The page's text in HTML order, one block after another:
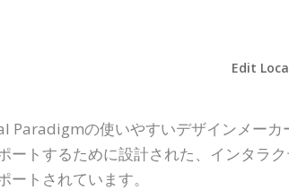
Edit
Paradigmの使いやすいデザインメー
ートするために設計された、インタラ
ートされています。